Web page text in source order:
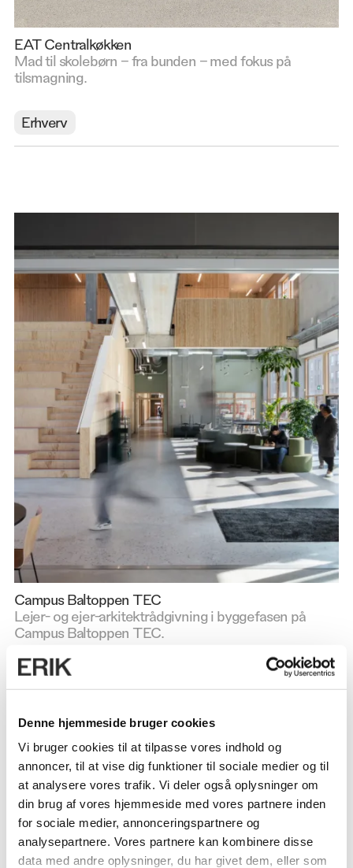
Denne hjemmeside bruger cookies
Vi bruger cookies til at tilpasse vores indhold og
annoncer, til at vise dig funktioner til sociale medier og til
at analysere vores trafik. Vi deler også oplysninger om
din brug af vores hjemmeside med vores partnere inden
for sociale medier, annonceringspartnere og
analysepartnere. Vores partnere kan kombinere disse
data med andre oplysninger, du har givet dem, eller som
EAT Centralkøkken
Mad til skolebørn – fra bunden – med fokus på
tilsmagning.
Erhverv
Campus Baltoppen TEC
Lejer- og ejer-arkitektrådgivning i byggefasen på
Campus Baltoppen TEC.
Læring